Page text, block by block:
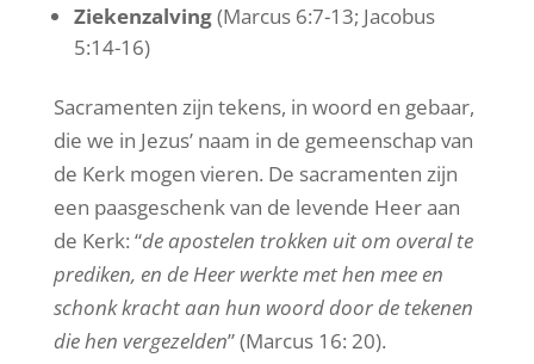
Ziekenzalving(Marcus 6:7-13; Jacobus
5:14-16)
Sacramenten zijn tekens, in woord en gebaar,
die we in Jezus’ naam in de gemeenschap van
de Kerk mogen vieren. De sacramenten zijn
een paasgeschenk van de levende Heer aan
de Kerk: “de apostelen trokken uit om overal te
prediken, en de Heer werkte met hen mee en
schonk kracht aan hun woord door de tekenen
die hen vergezelden” (Marcus 16: 20).